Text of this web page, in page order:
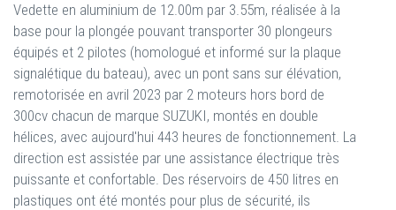
Vedette en aluminium de 12.00m par 3.55m, réalisée à la
base pour la plongée pouvant transporter 30 plongeurs
équipés et 2 pilotes (homologué et informé sur la plaque
signalétique du bateau), avec un pont sans sur élévation,
remotorisée en avril 2023 par 2 moteurs hors bord de
300cv chacun de marque SUZUKI, montés en double
hélices, avec aujourd'hui 443 heures de fonctionnement. La
direction est assistée par une assistance électrique très
puissante et confortable. Des réservoirs de 450 litres en
plastiques ont été montés pour plus de sécurité, ils